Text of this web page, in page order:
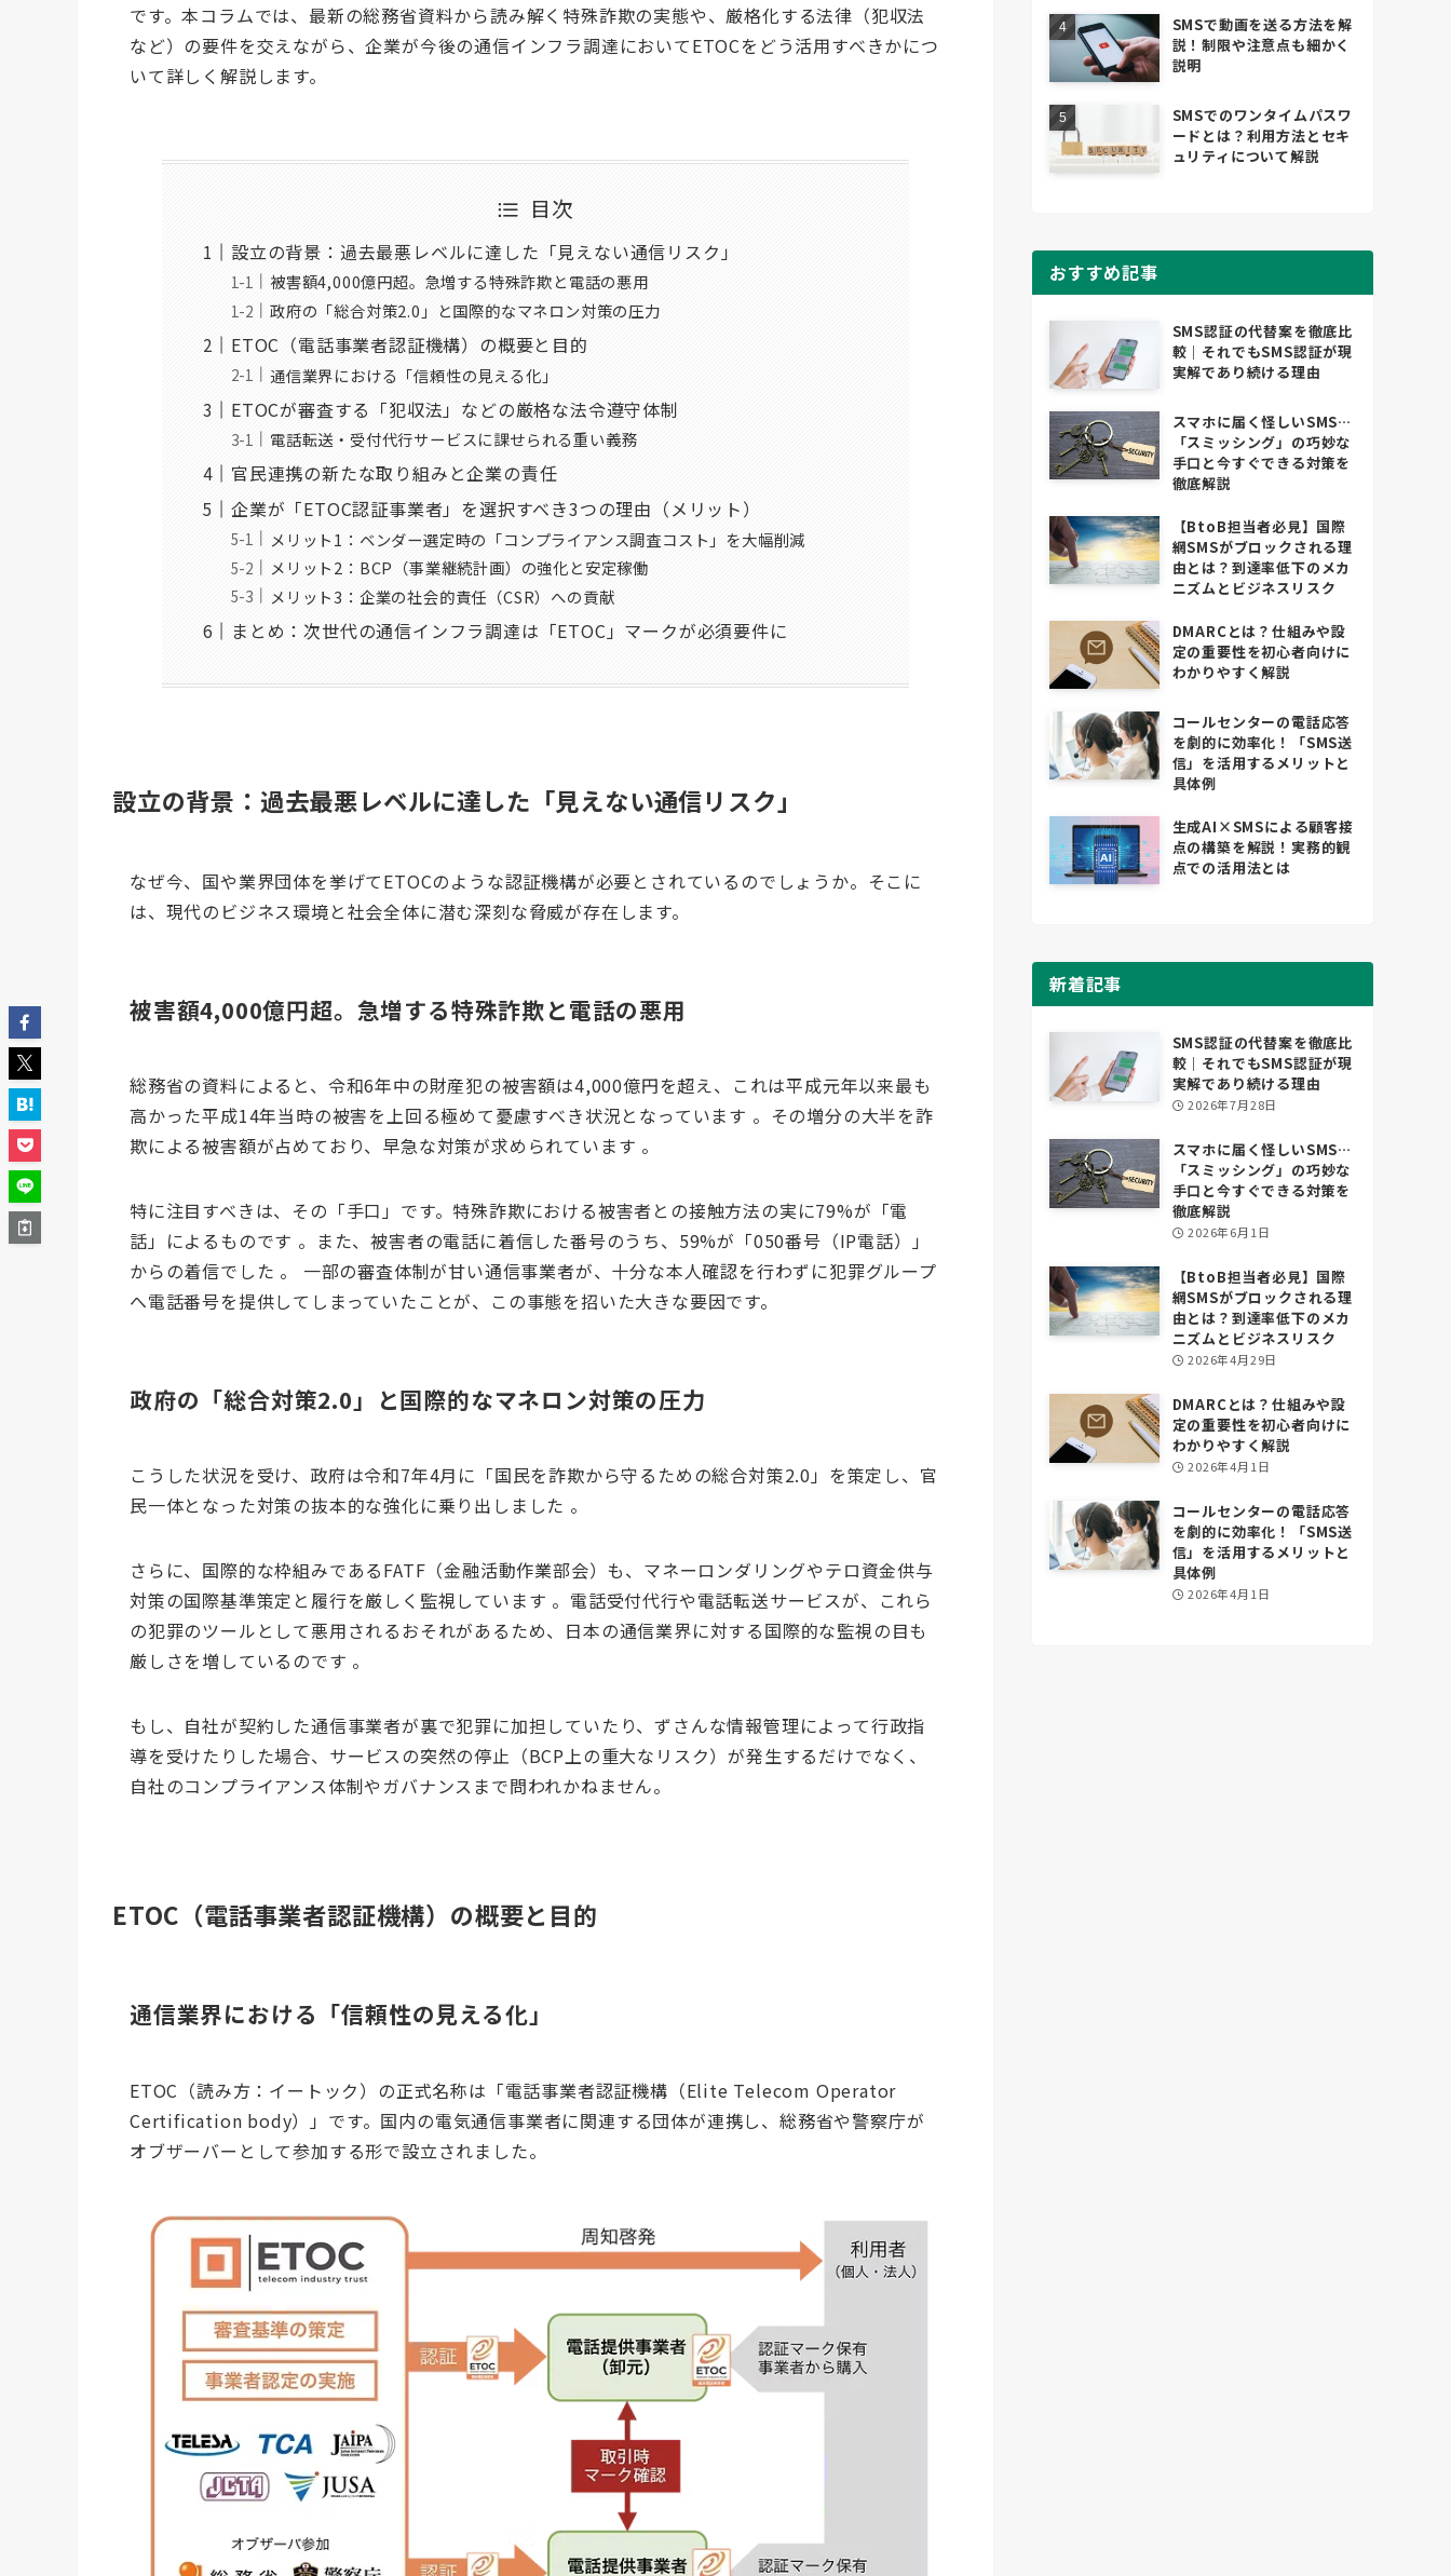
です。本コラムでは、最新の総務省資料から読み解く特殊詐欺の実態や、厳格化する法律（犯収法
など）の要件を交えながら、企業が今後の通信インフラ調達においてETOCをどう活用すべきかにつ
いて詳しく解説します。
目次
設立の背景：過去最悪レベルに達した「見えない通信リスク」
被害額4,000億円超。急増する特殊詐欺と電話の悪用
政府の「総合対策2.0」と国際的なマネロン対策の圧力
ETOC（電話事業者認証機構）の概要と目的
通信業界における「信頼性の見える化」
ETOCが審査する「犯収法」などの厳格な法令遵守体制
電話転送・受付代行サービスに課せられる重い義務
官民連携の新たな取り組みと企業の責任
企業が「ETOC認証事業者」を選択すべき3つの理由（メリット）
メリット1：ベンダー選定時の「コンプライアンス調査コスト」を大幅削減
メリット2：BCP（事業継続計画）の強化と安定稼働
メリット3：企業の社会的責任（CSR）への貢献
まとめ：次世代の通信インフラ調達は「ETOC」マークが必須要件に
設立の背景：過去最悪レベルに達した「見えない通信リスク」
なぜ今、国や業界団体を挙げてETOCのような認証機構が必要とされているのでしょうか。そこに
は、現代のビジネス環境と社会全体に潜む深刻な脅威が存在します。
被害額4,000億円超。急増する特殊詐欺と電話の悪用
総務省の資料によると、令和6年中の財産犯の被害額は4,000億円を超え、これは平成元年以来最も
高かった平成14年当時の被害を上回る極めて憂慮すべき状況となっています 。その増分の大半を詐
欺による被害額が占めており、早急な対策が求められています 。
特に注目すべきは、その「手口」です。特殊詐欺における被害者との接触方法の実に79%が「電
話」によるものです 。また、被害者の電話に着信した番号のうち、59%が「050番号（IP電話）」
からの着信でした 。 一部の審査体制が甘い通信事業者が、十分な本人確認を行わずに犯罪グループ
へ電話番号を提供してしまっていたことが、この事態を招いた大きな要因です。
政府の「総合対策2.0」と国際的なマネロン対策の圧力
こうした状況を受け、政府は令和7年4月に「国民を詐欺から守るための総合対策2.0」を策定し、官
民一体となった対策の抜本的な強化に乗り出しました 。
さらに、国際的な枠組みであるFATF（金融活動作業部会）も、マネーロンダリングやテロ資金供与
対策の国際基準策定と履行を厳しく監視しています 。電話受付代行や電話転送サービスが、これら
の犯罪のツールとして悪用されるおそれがあるため、日本の通信業界に対する国際的な監視の目も
厳しさを増しているのです 。
もし、自社が契約した通信事業者が裏で犯罪に加担していたり、ずさんな情報管理によって行政指
導を受けたりした場合、サービスの突然の停止（BCP上の重大なリスク）が発生するだけでなく、
自社のコンプライアンス体制やガバナンスまで問われかねません。
ETOC（電話事業者認証機構）の概要と目的
通信業界における「信頼性の見える化」
ETOC（読み方：イートック）の正式名称は「電話事業者認証機構（Elite Telecom Operator
Certification body）」です。国内の電気通信事業者に関連する団体が連携し、総務省や警察庁が
オブザーバーとして参加する形で設立されました。
SMSで動画を送る方法を解
説！制限や注意点も細かく
説明
SMSでのワンタイムパスワ
ードとは？利用方法とセキ
ュリティについて解説
おすすめ記事
SMS認証の代替案を徹底比
較｜それでもSMS認証が現
実解であり続ける理由
スマホに届く怪しいSMS…
「スミッシング」の巧妙な
手口と今すぐできる対策を
徹底解説
【BtoB担当者必見】国際
網SMSがブロックされる理
由とは？到達率低下のメカ
ニズムとビジネスリスク
DMARCとは？仕組みや設
定の重要性を初心者向けに
わかりやすく解説
コールセンターの電話応答
を劇的に効率化！「SMS送
信」を活用するメリットと
具体例
生成AI×SMSによる顧客接
点の構築を解説！実務的観
点での活用法とは
新着記事
SMS認証の代替案を徹底比
較｜それでもSMS認証が現
実解であり続ける理由
2026年7月28日
スマホに届く怪しいSMS…
「スミッシング」の巧妙な
手口と今すぐできる対策を
徹底解説
2026年6月1日
【BtoB担当者必見】国際
網SMSがブロックされる理
由とは？到達率低下のメカ
ニズムとビジネスリスク
2026年4月29日
DMARCとは？仕組みや設
定の重要性を初心者向けに
わかりやすく解説
2026年4月1日
コールセンターの電話応答
を劇的に効率化！「SMS送
信」を活用するメリットと
具体例
2026年4月1日